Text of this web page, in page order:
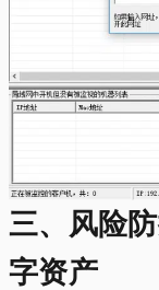
三、风险
字资产‌